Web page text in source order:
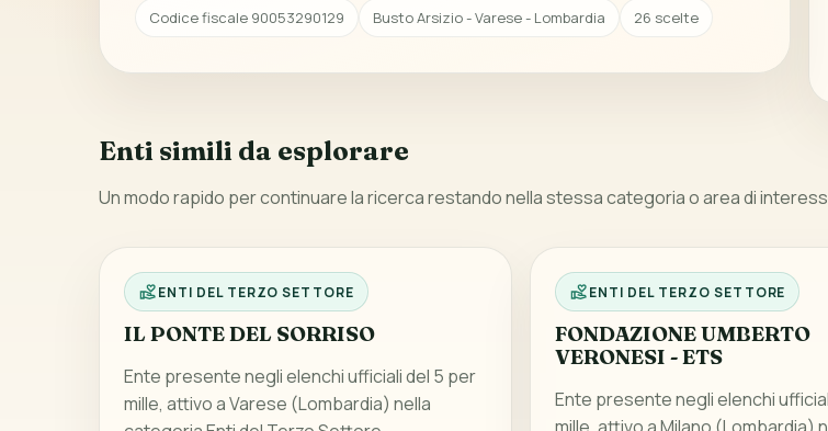
Codice fiscale 90053290129 Busto Arsizio - Varese - Lombardia 26 scelte
Enti simili da esplorare
Un modo rapido per continuare la ricerca restando nella stessa categoria o area di
ENTI DEL TERZO SETTORE
IL PONTE DEL SORRISO
Ente presente negli elenchi ufficiali del 5 per
mille, attivo a Varese (Lombardia) nella
ENTI DEL TERZO SETTORE
FONDAZIONE UMBERTO
VERONESI - ETS
Ente presente negli elenchi